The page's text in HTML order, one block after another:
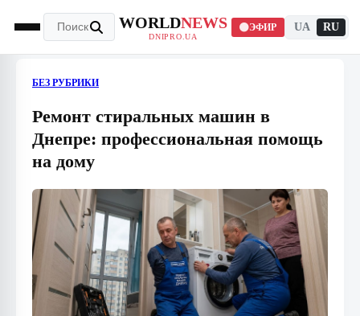
WORLDNEWS
DNIPRO.UA
ЭФИР UA RU
БЕЗ РУБРИКИ
Ремонт стиральных машин в
Днепре: профессиональная помощь
на дому